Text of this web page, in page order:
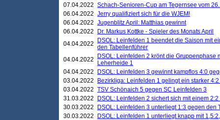
07.04.2022 Schach-Senioren-Cup am Tegernsee vom
06.04.2022 Jerry qualifiziert sich für die WJEM!
06.04.2022 Jugenblitz April: Matthias gewinnt
06.04.2022
Dr. Markus Kottke - Spieler des Monats April
04.04.2022
DSOL: Leinfelden 1 beendet die Saison mit
den Tabellenführer
04.04.2022
DSOL: Leinfelden 2 krönt die Gruppenphase
Leherheide 1
04.04.2022
DSOL: Leinfelden 3 gewinnt kampflos 4:0
03.04.2022
Bezirkliga: Leinfelden 1 gelingt ein starker
03.04.2022 TSV Schönaich 5 gegen SC Leinfelden 3
31.03.2022
DSOL: Leinfelden 2 sichert sich mit einem
30.03.2022
DSOL: Leinfelden 3 unterliegt 1:3 gegen den
30.03.2022
DSOL: Leinfelden 1 unterliegt knapp mit